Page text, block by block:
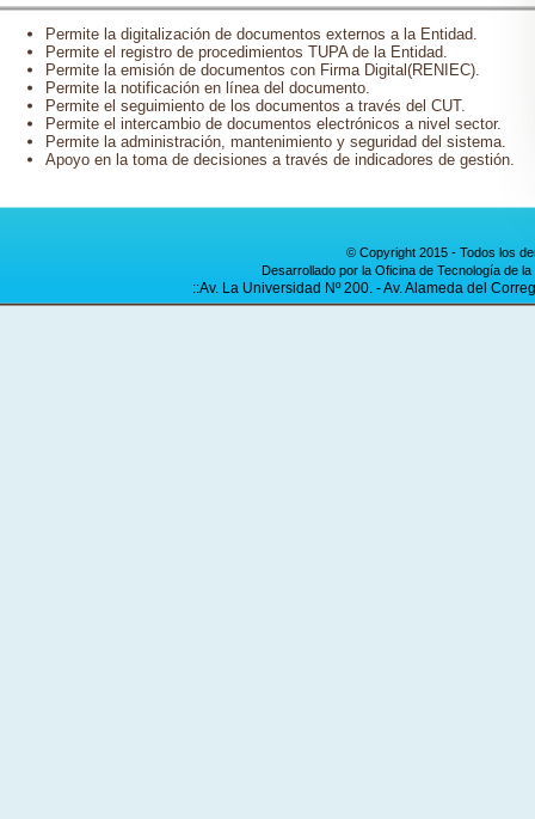
Permite la digitalización de documentos externos a la Entidad.
Permite el registro de procedimientos TUPA de la Entidad.
Permite la emisión de documentos con Firma Digital(RENIEC).
Permite la notificación en línea del documento.
Permite el seguimiento de los documentos a través del CUT.
Permite el intercambio de documentos electrónicos a nivel sector.
Permite la administración, mantenimiento y seguridad del sistema.
Apoyo en la toma de decisiones a través de indicadores de gestión.
© Copyright 2015 - Todos los
Desarrollado por la Oficina de Tecnología de
::Av. La Universidad Nº 200. - Av. Alameda del